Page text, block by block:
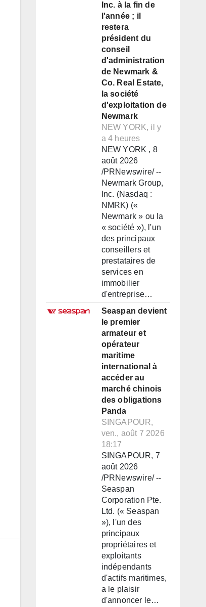
Inc. à la fin de
l'année ; il
restera
président du
conseil
d'administration
de Newmark &
Co. Real Estate,
la société
d'exploitation de
Newmark
NEW YORK, il y
a 4 heures
NEW YORK , 8
août 2026
/PRNewswire/ --
Newmark Group,
Inc. (Nasdaq :
NMRK) («
Newmark » ou la
« société »), l'un
des principaux
conseillers et
prestataires de
services en
immobilier
d'entreprise…
Seaspan devient
le premier
armateur et
opérateur
maritime
international à
accéder au
marché chinois
des obligations
Panda
SINGAPOUR,
ven., août 7 2026
18:17
SINGAPOUR, 7
août 2026
/PRNewswire/ --
Seaspan
Corporation Pte.
Ltd. (« Seaspan
»), l'un des
principaux
propriétaires et
exploitants
indépendants
d'actifs maritimes,
a le plaisir
d'annoncer le…